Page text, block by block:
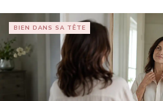
BIEN DANS SA TÊTE